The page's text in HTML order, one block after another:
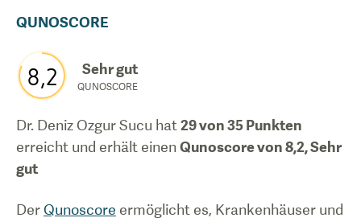
QUNOSCORE
8,2 Sehr gut
QUNOSCORE
Dr. Deniz Ozgur Sucu hat 29von 35 Punkten
erreicht und erhält einenQunoscore von8,2,Sehr
gut
Der Qunoscore ermöglicht es, Krankenhäuser und